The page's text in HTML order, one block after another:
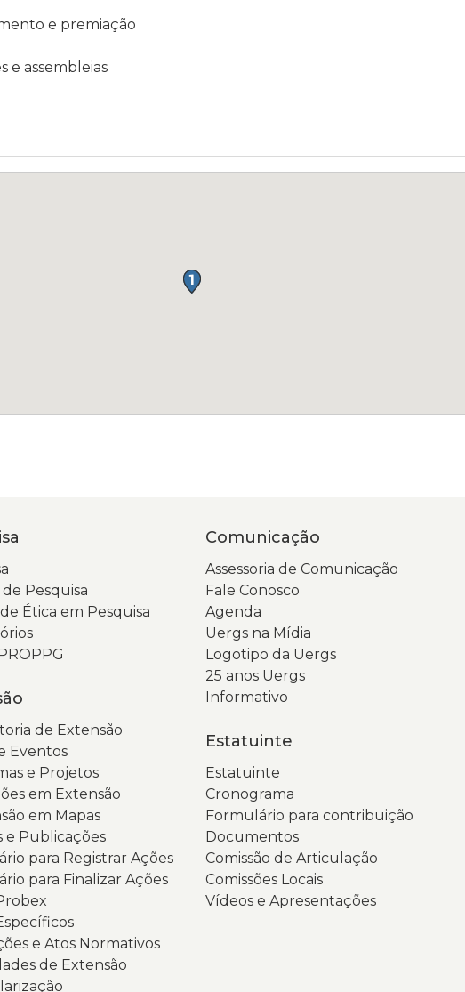
e premiação
e assembleias
Pesquisa
Ética em Pesquisa
de Extensão
Eventos
e Projetos
em Extensão
em Mapas
e Publicações
para Registrar Ações
para Finalizar Ações
e Atos Normativos
de Extensão
Comunicação
Assessoria de Comunicação
Fale Conosco
Agenda
Uergs na Mídia
Logotipo da Uergs
25 anos Uergs
Informativo
Estatuinte
Estatuinte
Cronograma
Formulário para contribuição
Documentos
Comissão de Articulação
Comissões Locais
Vídeos e Apresentações